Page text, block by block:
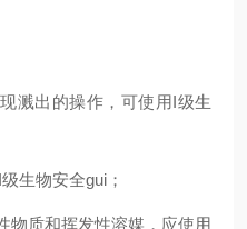
溅出的操作，可使用I级生
生物安全gui；
物质和挥发性溶媒，应使用